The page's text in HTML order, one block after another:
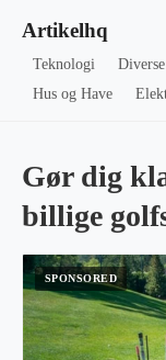
Artikelhq
Teknologi Diverse
Hus og Have
Gør dig
billige